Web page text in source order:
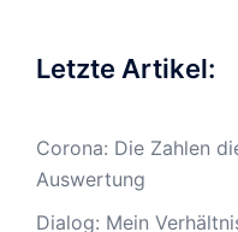
Letzte Artikel:
Corona: Die Zahlen
Auswertung
Dialog: Mein